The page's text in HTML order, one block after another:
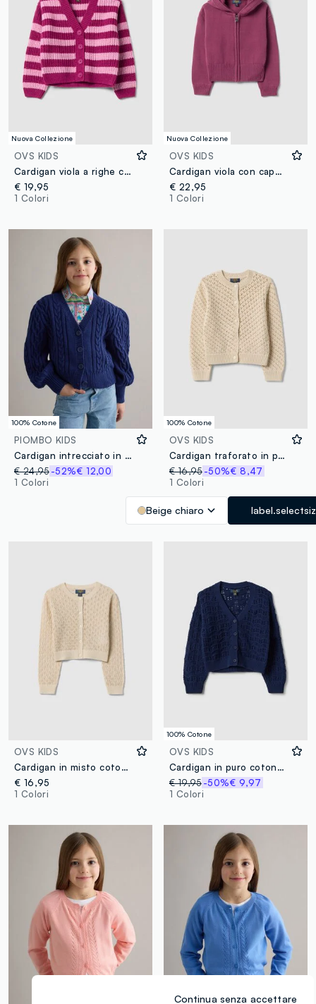
Nuova Collezione
OVS KIDS
Cardigan viola a righe con girocollo in maglia per bambina
€ 19,95
1 Colori
Nuova Collezione
OVS KIDS
Cardigan viola con cappuccio in misto cotone per bambina
€ 22,95
1 Colori
100% Cotone
PIOMBO KIDS
Cardigan intrecciato in puro cotone blu da bambina regular fit deep V
€ 24,95-52%€ 12,00
1 Colori
100% Cotone
OVS KIDS
Cardigan traforato in puro cotone beige da bambina regular fit
€ 16,95 -50%€ 8,47
1 Colori
Beige chiaro
OVS KIDS
Cardigan in misto cotone beige da bambina regular fit
€ 16,95
1 Colori
100% Cotone
OVS KIDS
Cardigan in puro cotone blu da bambina regular fit con texture a maglia
€ 19,95 -50%€ 9,97
1 Colori
Continua senza accettare